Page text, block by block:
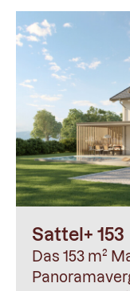
Sattel+ 153
Das 153 m²